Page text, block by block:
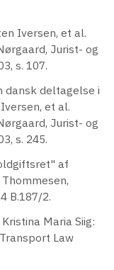
Iversen, et al.
Jurist- og
s. 107.
dansk deltagelse i
et al.
Jurist- og
s. 245.
af
B.187/2.
Maria Siig:
Law